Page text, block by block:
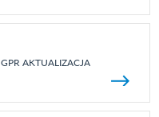
GPR AKTUALIZACJA